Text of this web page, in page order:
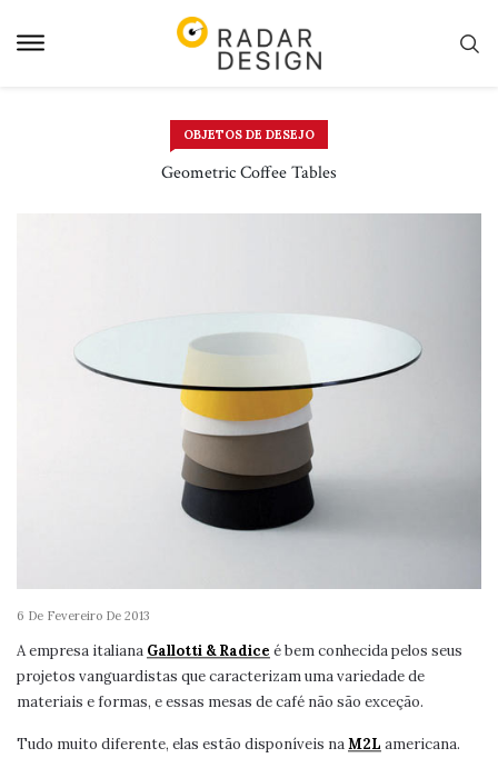
para
OBJETOS DE DESEJO
Geometric Coffee Tables
6 De Fevereiro De 2013
A empresa italiana Gallotti & Radice é bem conhecida pelos seus
projetos vanguardistas que caracterizam uma variedade de
materiais e formas, e essas mesas de café não são exceção.
Tudo muito diferente, elas estão disponíveis naM2L americana.